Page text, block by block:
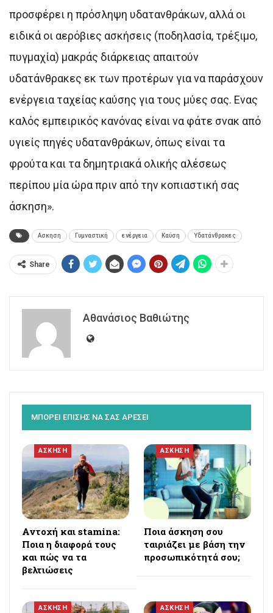
προσφέρει η πρόσληψη υδατανθράκων, αλλά οι
ειδικά οι αερόβιες ασκήσεις (ποδηλασία, τρέξιμο,
πυγμαχία) μακράς διάρκειας απαιτούν
υδατάνθρακες εκ των προτέρων για να παράσχουν
ενέργεια ταχείας καύσης για τους μύες σας. Ενας
καλός εμπειρικός κανόνας είναι να φάτε σνακ από
υγιείς πηγές υδατανθράκων, όπως είναι τα
φρούτα και τα δημητριακά ολικής αλέσεως
περίπου μία ώρα πριν από την κοπιαστική σας
άσκηση».
Ασκηση Γυμναστική ενέργεια Καύση Υδατάνθρακες
Share
Αθανάσιος Βαθιώτης
ΜΠΟΡΕΙ ΕΠΙΣΗΣ ΝΑ ΣΑΣ ΑΡΕΣΕΙ
ΑΣΚΗΣΗ
Αντοχή και stamina:
Ποια η διαφορά τους
και πώς να τα
βελτιώσεις
ΑΣΚΗΣΗ
Ποια άσκηση σου
ταιριάζει με βάση την
προσωπικότητά σου;
ΑΣΚΗΣΗ ΑΣΚΗΣΗ